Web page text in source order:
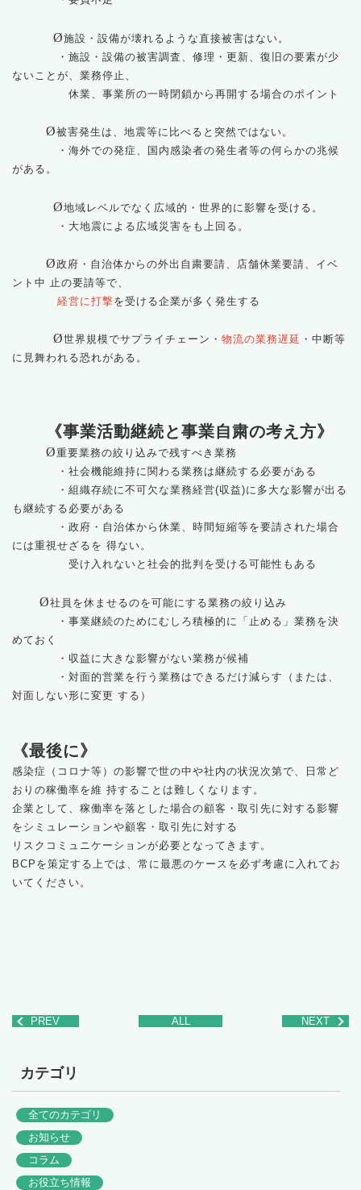
Ø施設・設備が壊れるような直接被害はない。
・施設・設備の被害調査、修理・更新、復旧の要素が少
ないことが、業務停止、
休業、事業所の一時閉鎖から再開する場合のポイント
Ø被害発生は、地震等に比べると突然ではない。
・海外での発症、国内感染者の発生者等の何らかの兆候
がある。
Ø地域レベルでなく広域的・世界的に影響を受ける。
・大地震による広域災害をも上回る。
Ø政府・自治体からの外出自粛要請、店舗休業要請、イベ
ント中 止の要請等で、
経営に打撃を受ける企業が多く発生する
Ø世界規模でサプライチェーン・ 物流の業務遅延 ・中断等
に見舞われる恐れがある。
《事業活動継続と事業自粛の考え方》
Ø重要業務の絞り込みで残すべき業務
・社会機能維持に関わる業務は継続する必要がある
・組織存続に不可欠な業務経営(収益)に多大な影響が出る
も継続する必要がある
・政府・自治体から休業、時間短縮等を要請された場合
には重視せざるを 得ない。
受け入れないと社会的批判を受ける可能性もある
Ø社員を休ませるのを可能にする業務の絞り込み
・事業継続のためにむしろ積極的に「止める」業務を決
めておく
・収益に大きな影響がない業務が候補
・対面的営業を行う業務はできるだけ減らす（または、
対面しない形に変更 する）
《最後に》
感染症（コロナ等）の影響で世の中や社内の状況次第で、日常ど
おりの稼働率を維 持することは難しくなります。
企業として、稼働率を落とした場合の顧客・取引先に対する影響
をシミュレーションや顧客・取引先に対する
リスクコミュニケーションが必要となってきます。
BCPを策定する上では、常に最悪のケースを必ず考慮に入れてお
いてください。
PREV ALL NEXT
カテゴリ
全てのカテゴリ
お知らせ
コラム
お役立ち情報